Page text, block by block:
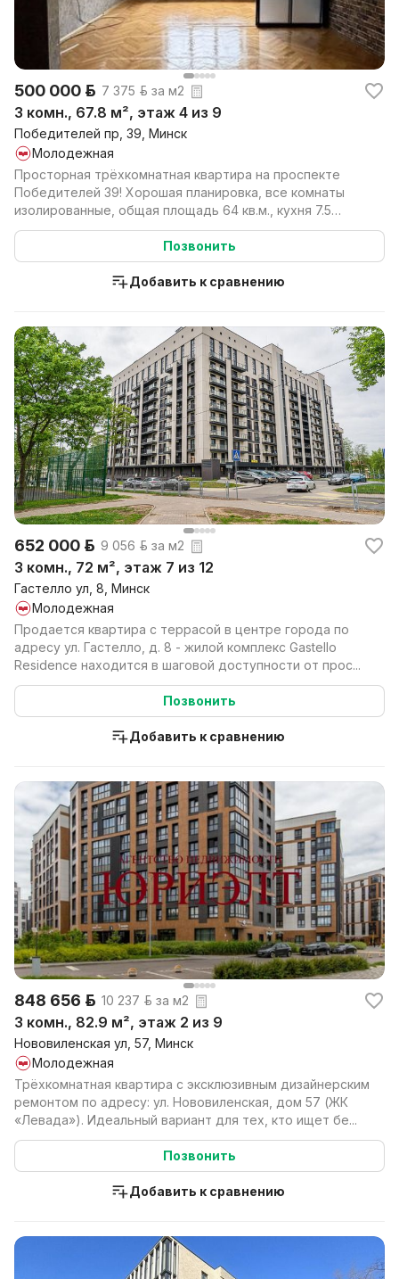
500 000 р. 7 375 р. за м2
3 комн., 67.8 м², этаж 4 из 9
Победителей пр, 39, Минск
Молодежная
Просторная трёхкомнатная квартира на проспекте
Победителей 39! Хорошая планировка, все комнаты
изолированные, общая площадь 64 кв.м., кухня 7.5
кв.м.,...
Позвонить
Добавить к сравнению
652 000 р. 9 056 р. за м2
3 комн., 72 м², этаж 7 из 12
Гастелло ул, 8, Минск
Молодежная
Продается квартира с террасой в центре города по
адресу ул. Гастелло, д. 8 - жилой комплекс Gastello
Residence находится в шаговой доступности от прос...
Позвонить
Добавить к сравнению
848 656 р. 10 237 р. за м2
3 комн., 82.9 м², этаж 2 из 9
Нововиленская ул, 57, Минск
Молодежная
Трёхкомнатная квартира с эксклюзивным дизайнерским
ремонтом по адресу: ул. Нововиленская, дом 57 (ЖК
«Левада»). Идеальный вариант для тех, кто ищет бе...
Позвонить
Добавить к сравнению